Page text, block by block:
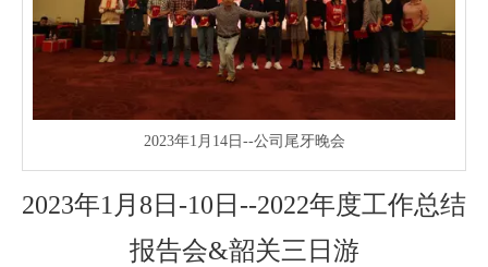
2023年1月14日--公司尾牙晚会
2023年1月8日-10日--2022年度工作总结
报告会&韶关三日游